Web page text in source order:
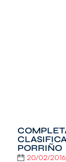
PORRIÑO
20/02/2016